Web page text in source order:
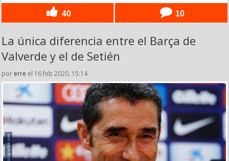
40 10
La única diferencia entre el Barça de
Valverde y el de Setién
por erre el 16 feb 2020, 15:14